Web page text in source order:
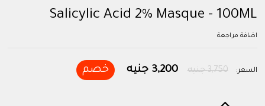
Salicylic Acid 2% Masque - 100ML
اضافة مراجعة
السعر: 3,750 جنيه 3,200 جنيه خصم